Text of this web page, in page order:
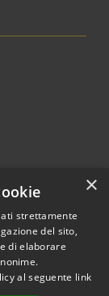
• Comune di
Powered by
×
strettamente
del sito,
di elaborare
al seguente link